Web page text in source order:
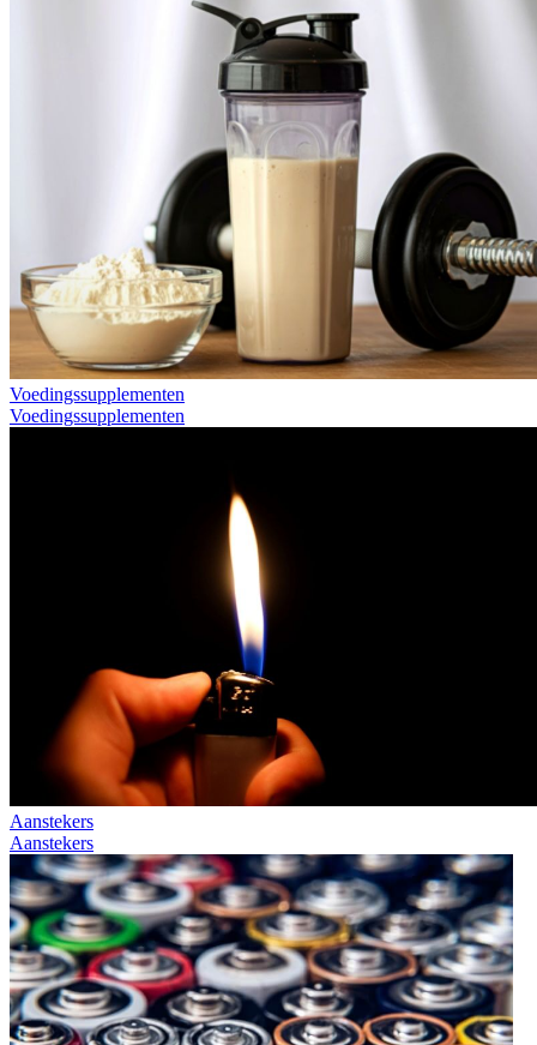
Voedingssupplementen
Voedingssupplementen
Aanstekers
Aanstekers